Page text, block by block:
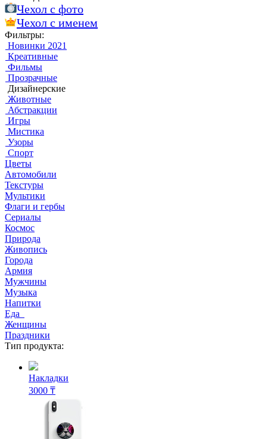
Чехол c фото
Чехол c именем
Фильтры:
Новинки 2021
Креативные
Фильмы
Прозрачные
Дизайнерские
Животные
Абстракции
Игры
Мистика
Узоры
Спорт
Цветы
Автомобили
Текстуры
Мультики
Флаги и гербы
Сериалы
Космос
Природа
Живопись
Города
Армия
Мужчины
Музыка
Напитки
Еда
Женщины
Праздники
Тип продукта:
Накладки
3000 ₸